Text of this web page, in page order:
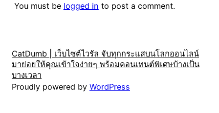
You must be logged in to post a comment.
CatDumb | เว็บไซต์ไวรัล จับทุกกระแสบนโลกออนไลน์
มาย่อยให้คุณเข้าใจง่ายๆ พร้อมคอนเทนต์พิเศษบ้างเป็น
บางเวลา
Proudly powered by WordPress